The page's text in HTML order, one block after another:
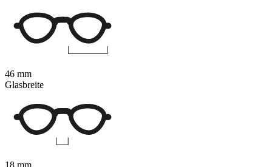
46 mm
Glasbreite
18 mm